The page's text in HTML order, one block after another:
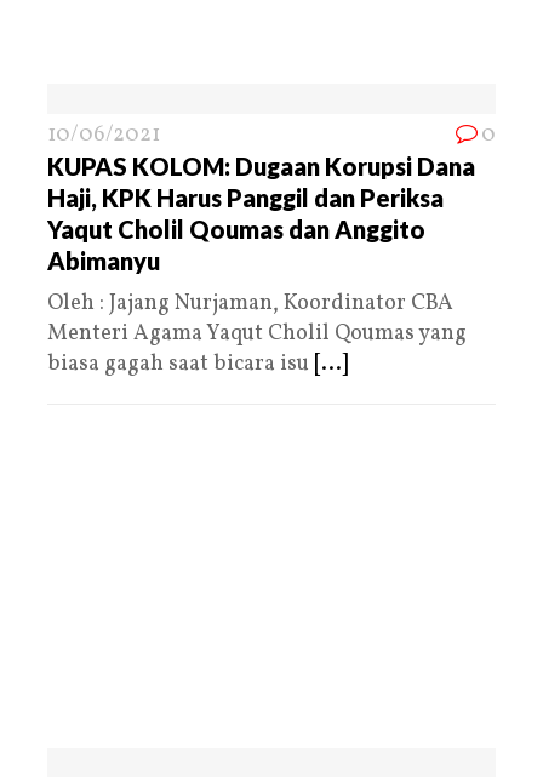
10/06/2021 0
KUPAS KOLOM: Dugaan Korupsi Dana
Haji, KPK Harus Panggil dan Periksa
Yaqut Cholil Qoumas dan Anggito
Abimanyu
Oleh : Jajang Nurjaman, Koordinator CBA
Menteri Agama Yaqut Cholil Qoumas yang
biasa gagah saat bicara isu [...]